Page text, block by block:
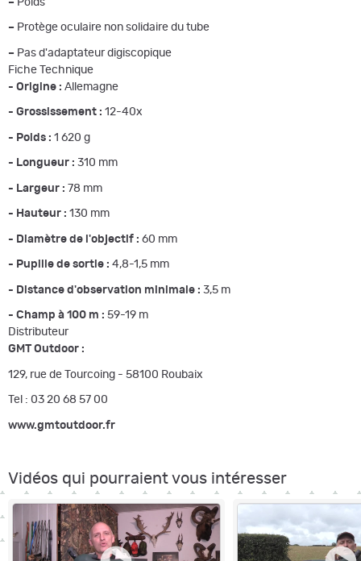
– Protège oculaire non solidaire du tube
– Pas d'adaptateur digiscopique
Fiche Technique
- Origine : Allemagne
- Grossissement : 12-40x
- Poids : 1 620 g
- Longueur : 310 mm
- Largeur : 78 mm
- Hauteur : 130 mm
- Diamètre de l'objectif : 60 mm
- Pupille de sortie : 4,8-1,5 mm
- Distance d'observation minimale : 3,5 m
- Champ à 100 m : 59-19 m
Distributeur
GMT Outdoor :
129, rue de Tourcoing - 58100 Roubaix
Tel : 03 20 68 57 00
www.gmtoutdoor.fr
Vidéos qui pourraient vous intéresser